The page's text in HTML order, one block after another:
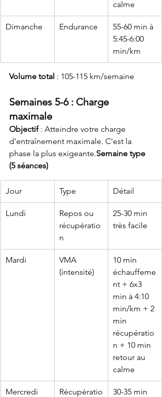
calme
Dimanche Endurance
55-60 min à
5:45-6:00
min/km
Volume total : 105-115 km/semaine
Semaines 5-6 : Charge
maximale
Objectif : Atteindre votre charge
d'entraînement maximale. C'est la
phase la plus exigeante.Semaine type
(5 séances)
Jour Type Détail
Lundi
Repos ou
récupératio
n
25-30 min
très facile
Mardi
VMA
(intensité)
10 min
échauffeme
nt + 6x3
min à 4:10
min/km + 2
min
récupératio
n + 10 min
retour au
calme
Mercredi
Récupératio
30-35 min